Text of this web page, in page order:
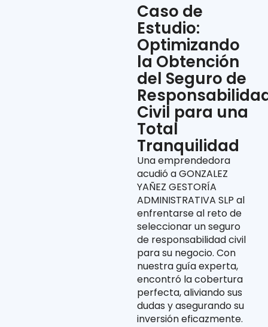
Caso de
Estudio:
Optimizando
la Obtención
del Seguro de
Civil para una
Total
Tranquilidad
Una emprendedora
acudió a GONZALEZ
YAÑEZ GESTORÍA
ADMINISTRATIVA SLP al
enfrentarse al reto de
seleccionar un seguro
de responsabilidad civil
para su negocio. Con
nuestra guía experta,
encontró la cobertura
perfecta, aliviando sus
dudas y asegurando su
inversión eficazmente.